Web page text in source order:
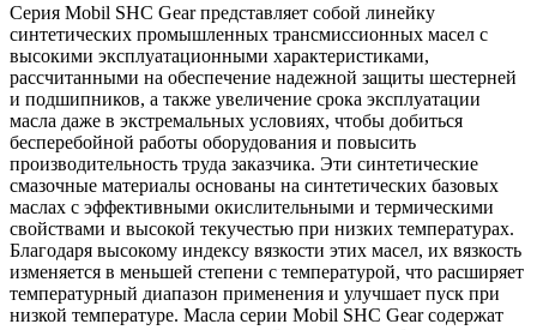
Серия Mobil SHC Gear представляет собой линейку
синтетических промышленных трансмиссионных масел с
высокими эксплуатационными характеристиками,
рассчитанными на обеспечение надежной защиты шестерней
и подшипников, а также увеличение срока эксплуатации
масла даже в экстремальных условиях, чтобы добиться
бесперебойной работы оборудования и повысить
производительность труда заказчика. Эти синтетические
смазочные материалы основаны на синтетических базовых
маслах с эффективными окислительными и термическими
свойствами и высокой текучестью при низких температурах.
Благодаря высокому индексу вязкости этих масел, их вязкость
изменяется в меньшей степени с температурой, что расширяет
температурный диапазон применения и улучшает пуск при
низкой температуре. Масла серии Mobil SHC Gear содержат